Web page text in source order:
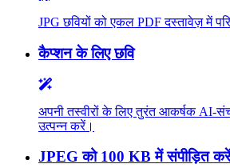
JPG छवियों को एकल PDF दस्तावेज़ में
कैप्शन के लिए छवि
अपनी तस्वीरों के लिए तुरंत आकर्षक AI-
उत्पन्न करें।
JPEG को 100 KB में संपीड़ित करें